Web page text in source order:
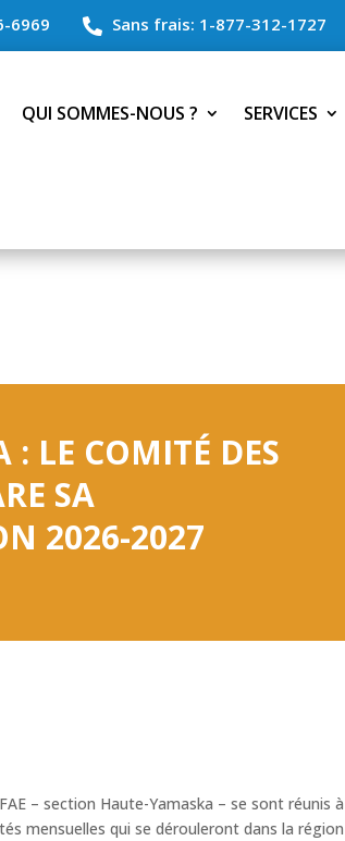
6969  Sans frais: 1-877-312-1727
QUI SOMMES-NOUS ? SERVICES
: LE COMITÉ DES
SA
2026-2027
– section Haute-Yamaska – se sont
mensuelles qui se dérouleront dans la